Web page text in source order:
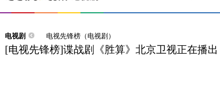
电视剧 电视先锋榜（电视剧）
[电视先锋榜]谍战剧《胜算》北京卫视正在播出